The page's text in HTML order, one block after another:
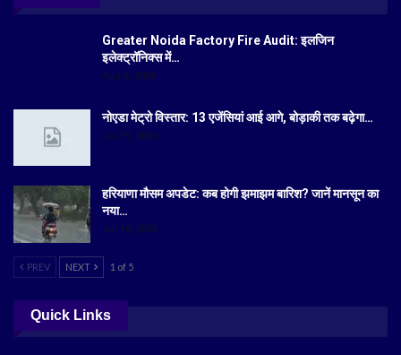
Greater Noida Factory Fire Audit: इलजिन
इलेक्ट्रॉनिक्स में…
Aug 6, 2026
नोएडा मेट्रो विस्तार: 13 एजेंसियां आई आगे, बोड़ाकी तक बढ़ेगा…
Jul 19, 2026
हरियाणा मौसम अपडेट: कब होगी झमाझम बारिश? जानें मानसून का
नया…
Jul 18, 2026
PREV NEXT 1 of 5
Quick Links